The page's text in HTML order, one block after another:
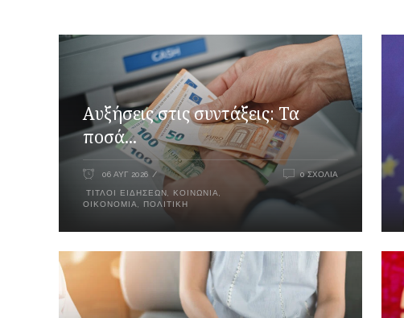
Αυξήσεις στις συντάξεις: Τα
ποσά...
06 ΑΥΓ 2026
ΤΊΤΛΟΙ ΕΙΔΉΣΕΩΝ ΚΟΙΝΩΝΊΑ
ΟΙΚΟΝΟΜΊΑ
ΠΟΛΙΤΙΚΉ
0 ΣΧΌΛΙΑ